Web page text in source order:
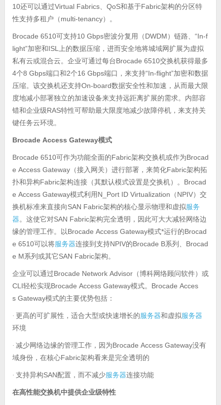
10还可以通过Virtual Fabrics、 QoS和基于Fabric架构的分区特
性支持多租户（ multi-tenancy）。
Brocade 6510可支持10 Gbps密波分复用（ DWDM ）链路、 “In-f
light”加密和 ISL 上的数据压缩，进而安全地将城域网扩展为虚拟
私有云或混合云。企业可通过每台Brocade 6510交换机获得最多
4个8 Gbps端口和 2个16 Gbps端口，来支持“In-flight”加密和数据
压缩。该交换机还支持On-board数据安全性和加速，从而最大限
度地减小部署独立的加速设备来支持远距离扩展的需求。内部容
错和企业级RAS特性可帮助最大限度地减少故障停机，来支持关
键任务云环境。
Brocade Access Gateway模式
Brocade 6510可作为功能全面的Fabric架构交换机或作为Brocad
e Access Gateway（接入网关）进行部署，来简化Fabric架构拓
扑和异构Fabric架构连接（其默认模式设置是交换机）。 Brocad
e Access Gateway模式利用 N_Port ID Virtualization （ NPIV）交
换机标准来直接向 SAN Fabric架构的核心显示物理和虚拟服务
器。这使它对SAN Fabric架构完全透明，因此可大大减轻网络边
缘的管理工作。以Brocade Access Gateway模式*运行的Brocad
e 6510可以将服务器连接到支持NPIV的Brocade B系列、 Brocad
e M系列或其它SAN Fabric架构。
企业可以通过Brocade Network Advisor（博科网络顾问软件）或
CLI轻松实现Brocade Access Gateway模式。 Brocade Acces
s Gateway模式的主要优势包括：
· 更高的可扩展性，适合大型或快速增长的服务器和虚拟服务器
环境
· 减少网络边缘的管理工作，因为Brocade Access Gateway没有
域身份，在核心Fabric架构看来是完全透明的
· 支持异构SAN配置，而不减少服务器连接功能
在高性能交换机中提供企业级特性